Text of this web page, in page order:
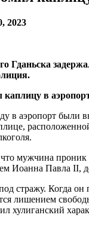
2023
Гданьска
в аэропорт были
мужчина проник
Иоанна Павла II,
стражу. Когда он
лишением
хулиганский